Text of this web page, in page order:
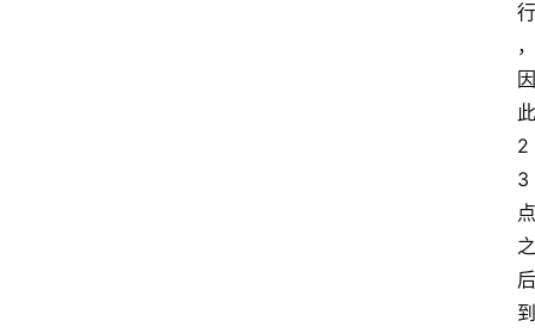
行
，
因
此
2
3
点
之
后
到